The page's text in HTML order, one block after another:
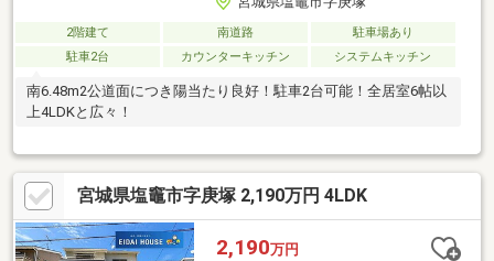
2階建て 南道路
駐車場あり
駐車2台
カウンターキッチン システムキッチン
南6.48m2公道面につき陽当たり良好！駐車2台可能！全居室6帖以
上4LDKと広々！
宮城県塩竈市字庚塚 2,190万円 4LDK
2,190万円